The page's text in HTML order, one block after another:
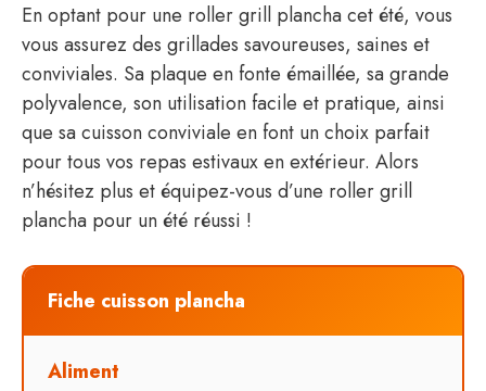
En optant pour une roller grill plancha cet été, vous
vous assurez des grillades savoureuses, saines et
conviviales. Sa plaque en fonte émaillée, sa grande
polyvalence, son utilisation facile et pratique, ainsi
que sa cuisson conviviale en font un choix parfait
pour tous vos repas estivaux en extérieur. Alors
n’hésitez plus et équipez-vous d’une roller grill
plancha pour un été réussi !
Fiche cuisson plancha
Aliment